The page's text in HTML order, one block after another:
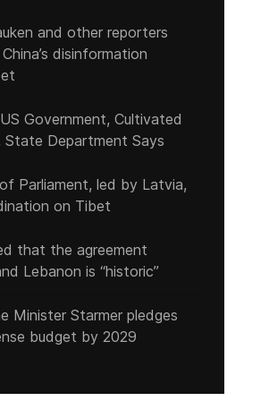
de prensa presidencial de este lunes en
and other reporters
disinformation
Government, Cultivated
State Department Says
Parliament, led by Latvia,
on Tibet
that the agreement
Lebanon is “historic”
Minister Starmer pledges
budget by 2029